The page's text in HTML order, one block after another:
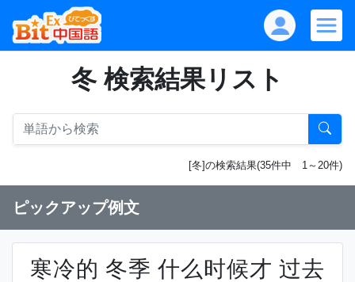
冬 検索結果リスト
[冬]の検索結果(35件中 1～20件)
ピックアップ例文
寒冷的 冬季 什么时候才 过去